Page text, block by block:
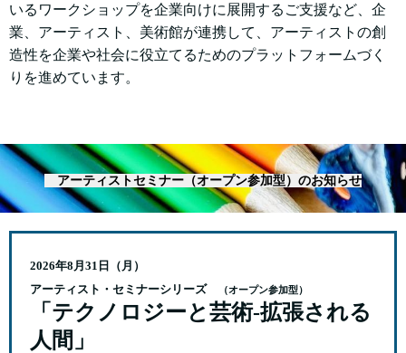
いるワークショップを企業向けに展開するご支援など、企
業、アーティスト、美術館が連携して、アーティストの創
造性を企業や社会に役立てるためのプラットフォームづく
りを進めています。
アーティストセミナー（オープン参加型）のお知らせ
2026年8月31日（月）
アーティスト・セミナーシリーズ
（オープン参加型）
「テクノロジーと芸術-拡張される
人間」